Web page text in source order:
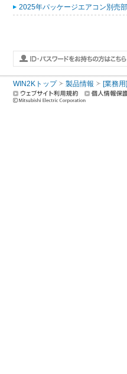
2025年パッケージエアコン別売
WIN2Kトップ 製品情報 [業務